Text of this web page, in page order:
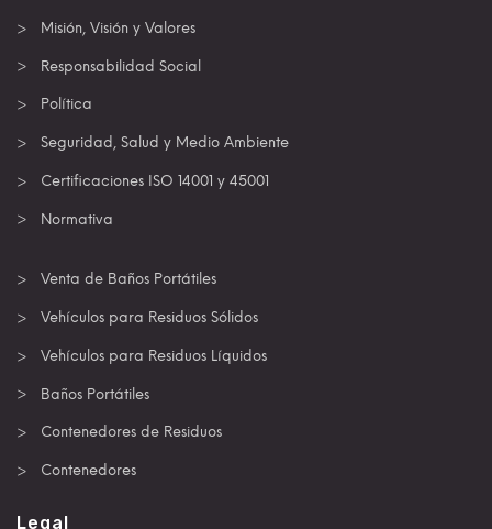
Misión, Visión y Valores
Responsabilidad Social
Política
Seguridad, Salud y Medio Ambiente
Certificaciones ISO 14001 y 45001
Normativa
Venta de Baños Portátiles
Vehículos para Residuos Sólidos
Vehículos para Residuos Líquidos
Baños Portátiles
Contenedores de Residuos
Contenedores
Legal